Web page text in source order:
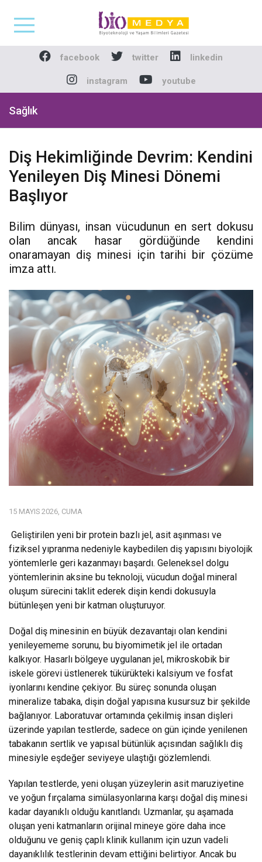
Biomedya -
facebook twitter linkedin
instagram youtube
Sağlık
Diş Hekimliğinde Devrim: Kendini
Yenileyen Diş Minesi Dönemi
Başlıyor
Bilim dünyası, insan vücudunun en sert dokusu
olan ancak hasar gördüğünde kendini
onaramayan diş minesi için tarihi bir çözüme
imza attı.
15 MAYIS 2026, CUMA
Geliştirilen yeni bir protein bazlı jel, asit aşınması ve
fiziksel yıpranma nedeniyle kaybedilen diş yapısını biyolojik
yöntemlerle geri kazanmayı başardı. Geleneksel dolgu
yöntemlerinin aksine bu teknoloji, vücudun doğal mineral
oluşum sürecini taklit ederek dişin kendi dokusuyla
bütünleşen yeni bir katman oluşturuyor.
Doğal diş minesinin en büyük dezavantajı olan kendini
yenileyememe sorunu, bu biyomimetik jel ile ortadan
kalkıyor. Hasarlı bölgeye uygulanan jel, mikroskobik bir
iskele görevi üstlenerek tükürükteki kalsiyum ve fosfat
iyonlarını kendine çekiyor. Bu süreç sonunda oluşan
mineralize tabaka, dişin doğal yapısına kusursuz bir şekilde
bağlanıyor. Laboratuvar ortamında çekilmiş insan dişleri
üzerinde yapılan testlerde, sadece on gün içinde yenilenen
tabakanın sertlik ve yapısal bütünlük açısından sağlıklı diş
minesiyle eşdeğer seviyeye ulaştığı gözlemlendi.
Yapılan testlerde, yeni oluşan yüzeylerin asit maruziyetine
ve yoğun fırçalama simülasyonlarına karşı doğal diş minesi
kadar dayanıklı olduğu kanıtlandı. Uzmanlar, şu aşamada
oluşan yeni katmanların orijinal mineye göre daha ince
olduğunu ve geniş çaplı klinik kullanım için uzun vadeli
dayanıklılık testlerinin devam ettiğini belirtiyor. Ancak bu